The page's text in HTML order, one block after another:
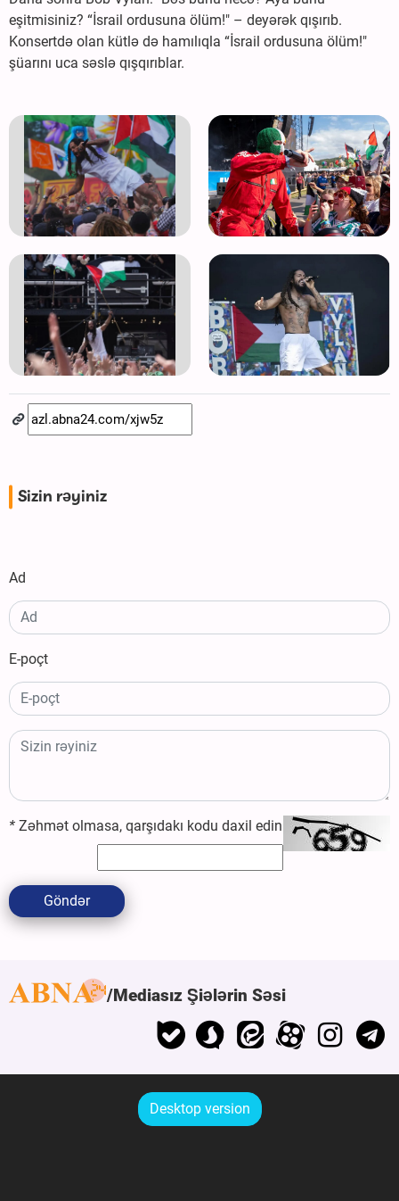
eşitmisiniz? “İsrail ordusuna ölüm!" – deyərək qışırıb.
Konsertdə olan kütlə də hamılıqla “İsrail ordusuna ölüm!"
şüarını uca səslə qışqırıblar.
Sizin rəyiniz
Ad
E-poçt
* Zəhmət olmasa, qarşıdakı kodu daxil edin
Göndər
Mediasız Şiələrin Səsi
Desktop version